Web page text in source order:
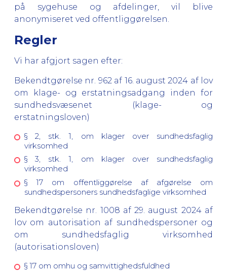
på sygehuse og afdelinger, vil blive
anonymiseret ved offentliggørelsen.
Regler
Vi har afgjort sagen efter:
Bekendtgørelse nr. 962 af 16. august 2024 af lov
om klage- og erstatningsadgang inden for
sundhedsvæsenet (klage- og
erstatningsloven)
§ 2, stk. 1, om klager over sundhedsfaglig
virksomhed
§ 3, stk. 1, om klager over sundhedsfaglig
virksomhed
§ 17 om offentliggørelse af afgørelse om
sundhedspersoners sundhedsfaglige virksomhed
Bekendtgørelse nr. 1008 af 29. august 2024 af
lov om autorisation af sundhedspersoner og
om sundhedsfaglig virksomhed
(autorisationsloven)
§ 17 om omhu og samvittighedsfuldhed